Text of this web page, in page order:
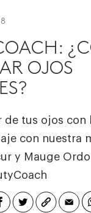
OJOS
de tus ojos con
con nuestra
y Mauge